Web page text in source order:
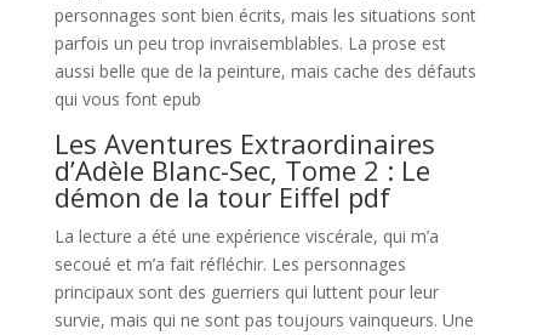
personnages sont bien écrits, mais les situations sont
parfois un peu trop invraisemblables. La prose est
aussi belle que de la peinture, mais cache des défauts
qui vous font epub
Les Aventures Extraordinaires
d’Adèle Blanc-Sec, Tome 2 : Le
démon de la tour Eiffel pdf
La lecture a été une expérience viscérale, qui m’a
secoué et m’a fait réfléchir. Les personnages
principaux sont des guerriers qui luttent pour leur
survie, mais qui ne sont pas toujours vainqueurs. Une